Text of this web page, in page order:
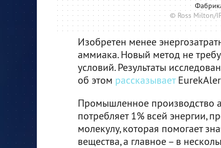
© Ross Milton/
Изобретен менее
аммиака. Новый метод не
условий. Результаты
об этом рассказывает
Промышленное производство
потребляет 1% всей энергии,
молекулу, которая помогает
вещества, а главное – в